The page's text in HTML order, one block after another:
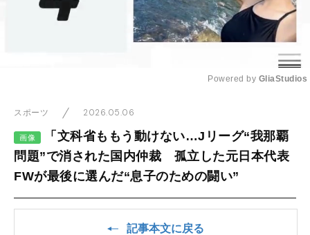
Powered by GliaStudios
スポーツ 2026.05.06
画像
「文科省ももう動けない…Jリーグ“我那覇
問題”で消された国内仲裁 孤立した元日本代表
FWが最後に選んだ“息子のための闘い”
記事本文に戻る